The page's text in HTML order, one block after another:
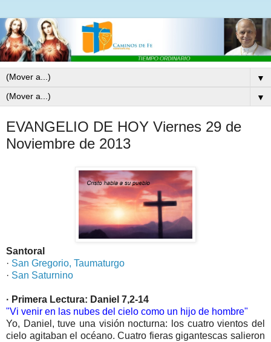
▼
▼
EVANGELIO DE HOY Viernes 29 de
Noviembre de 2013
Santoral
· San Gregorio, Taumaturgo
· San Saturnino
· Primera Lectura: Daniel 7,2-14
"Vi venir en las nubes del cielo como un hijo de hombre"
Yo, Daniel, tuve una visión nocturna: los cuatro vientos del
cielo agitaban el océano. Cuatro fieras gigantescas salieron